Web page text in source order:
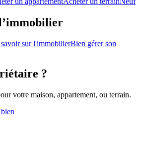
sur l'immobilierBien gérer son
?
votre maison, appartement, ou terrain.